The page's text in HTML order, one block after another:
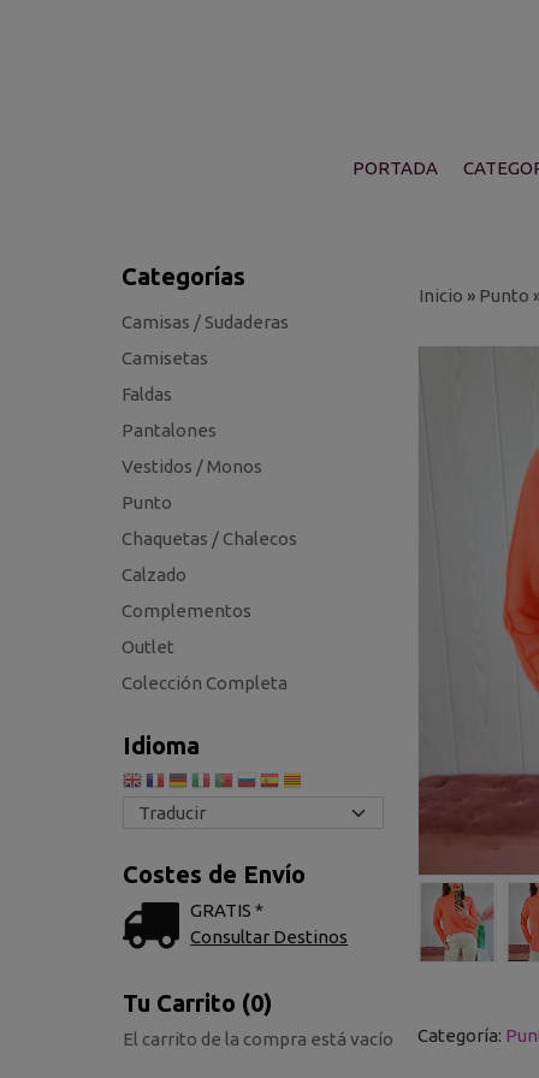
PORTADA
Categorías
Camisas / Sudaderas
Camisetas
Faldas
Pantalones
Vestidos / Monos
Punto
Chaquetas / Chalecos
Calzado
Complementos
Outlet
Colección Completa
Idioma
Costes de Envío
GRATIS *
Consultar Destinos
Tu Carrito (0)
El carrito de la compra está vacío
Inicio » Punto
Categoría: